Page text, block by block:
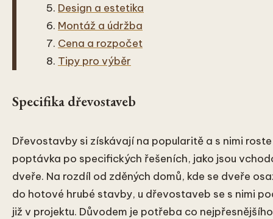
Design a estetika
Montáž a údržba
Cena a rozpočet
Tipy pro výběr
Specifika dřevostaveb
Dřevostavby si získávají na popularitě a s nimi
poptávka po specifických řešeních, jako jsou
dveře. Na rozdíl od zděných domů, kde se dveře
do hotové hrubé stavby, u dřevostaveb se s nimi
již v projektu. Důvodem je potřeba co nejpřesnějšího